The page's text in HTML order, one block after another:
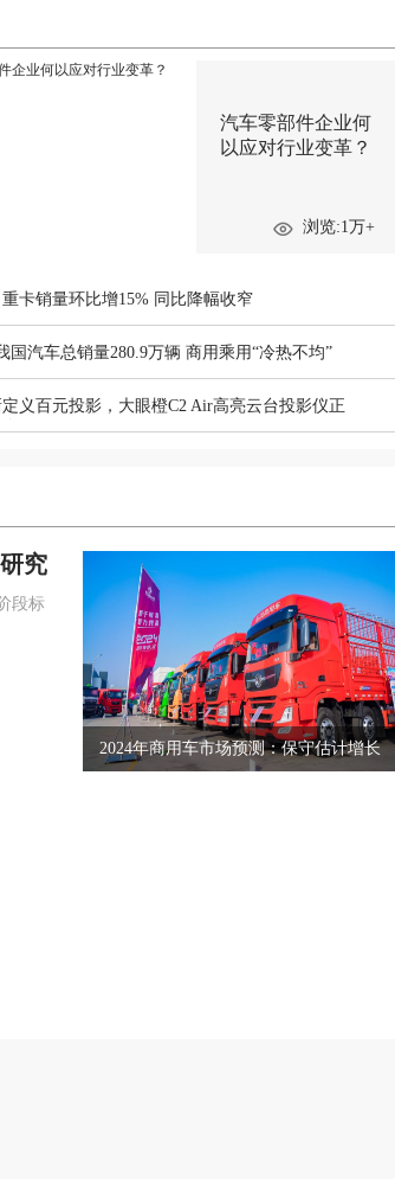
汽车零部件企业何
以应对行业变革？
浏览:1万+
重卡销量环比增15% 同比降幅收窄
国汽车总销量280.9万辆 商用乘用“冷热不均”
义百元投影，大眼橙C2 Air高亮云台投影仪正
究
段标
2024年商用车市场预测：保守估计增长